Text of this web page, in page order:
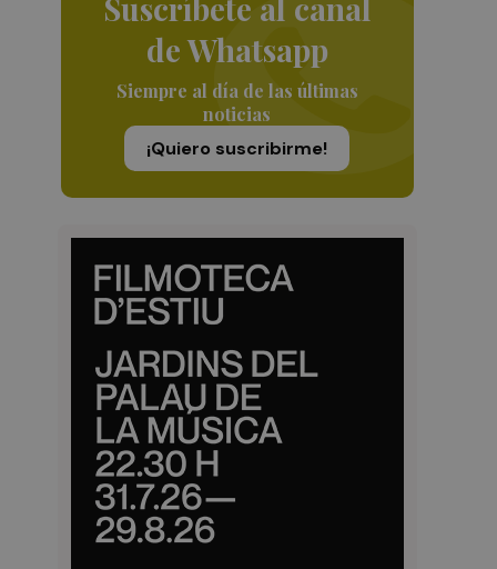
Suscríbete al canal
de Whatsapp
Siempre al día de las últimas
noticias
¡Quiero suscribirme!